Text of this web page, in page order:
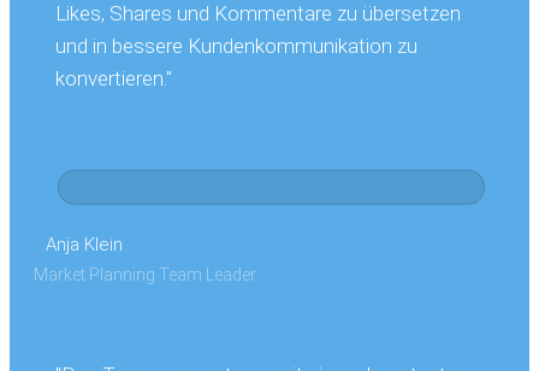
Likes, Shares und Kommentare zu übersetzen
und in bessere Kundenkommunikation zu
konvertieren."
Anja Klein
Market Planning Team Leader